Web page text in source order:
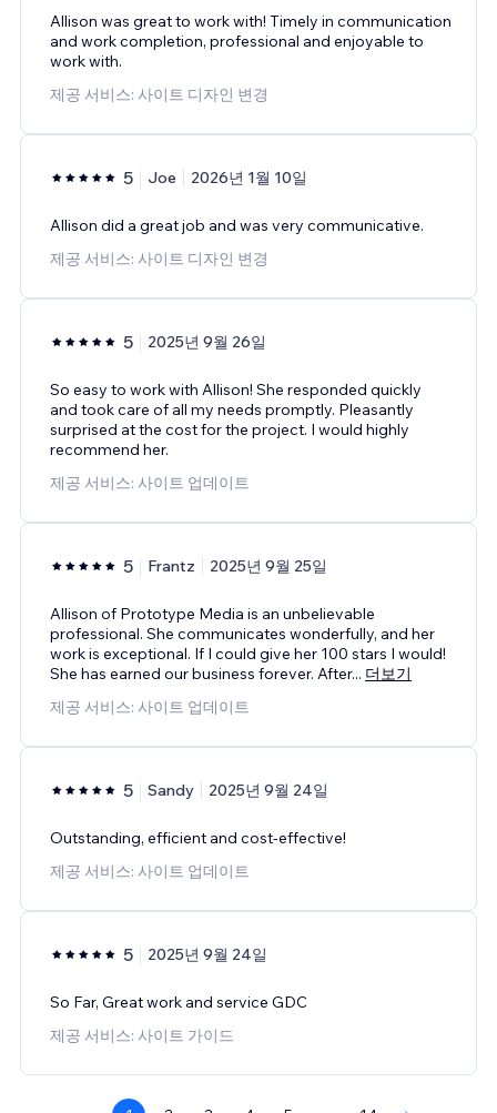
Allison was great to work with! Timely in communication
and work completion, professional and enjoyable to
work with.
제공 서비스: 사이트 디자인 변경
5 Joe 2026년 1월 10일
Allison did a great job and was very communicative.
제공 서비스: 사이트 디자인 변경
5 2025년 9월 26일
So easy to work with Allison! She responded quickly
and took care of all my needs promptly. Pleasantly
surprised at the cost for the project. I would highly
recommend her.
제공 서비스: 사이트 업데이트
5 Frantz 2025년 9월 25일
Allison of Prototype Media is an unbelievable
professional. She communicates wonderfully, and her
work is exceptional. If I could give her 100 stars I would!
She has earned our business forever. After... 더보기
제공 서비스: 사이트 업데이트
5 Sandy 2025년 9월 24일
Outstanding, efficient and cost-effective!
제공 서비스: 사이트 업데이트
5 2025년 9월 24일
So Far, Great work and service GDC
제공 서비스: 사이트 가이드